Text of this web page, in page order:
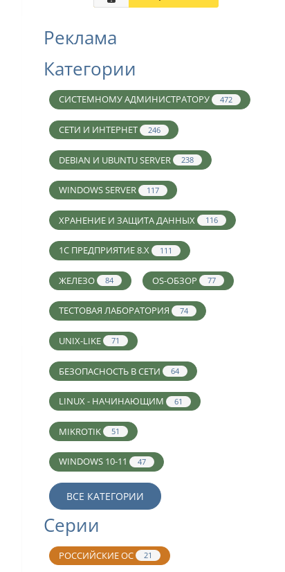
Реклама
Категории
СИСТЕМНОМУ АДМИНИСТРАТОРУ 472
СЕТИ И ИНТЕРНЕТ 246
DEBIAN И UBUNTU SERVER 238
WINDOWS SERVER 117
ХРАНЕНИЕ И ЗАЩИТА ДАННЫХ 116
1С ПРЕДПРИЯТИЕ 8.X 111
ЖЕЛЕЗО 84 OS-ОБЗОР 77
ТЕСТОВАЯ ЛАБОРАТОРИЯ 74
UNIX-LIKE 71
БЕЗОПАСНОСТЬ В СЕТИ 64
LINUX - НАЧИНАЮЩИМ 61
MIKROTIK 51
WINDOWS 10-11 47
ВСЕ КАТЕГОРИИ
Серии
РОССИЙСКИЕ ОС 21